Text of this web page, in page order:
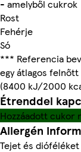
- amelyből cukrok
Rost
Fehérje
Só
*** Referencia
egy átlagos felnőtt
(8400 kJ/2000
Étrenddel
Hozzáadott cukor
Allergén
Tejet és